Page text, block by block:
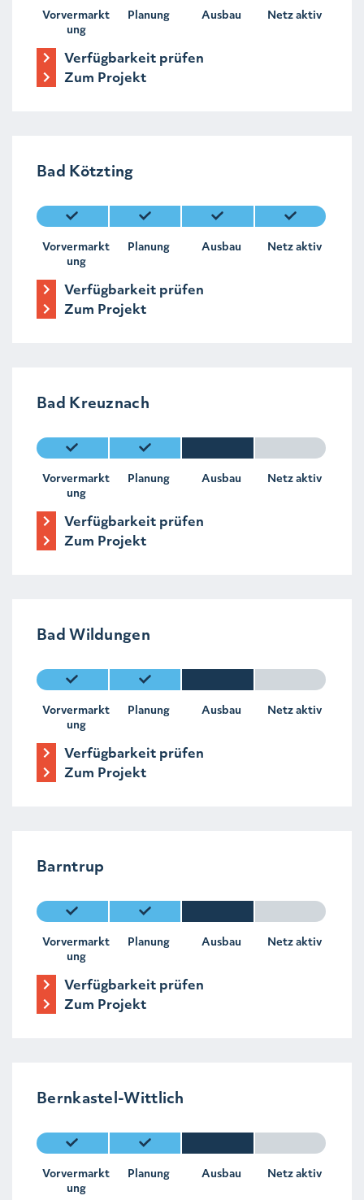
Vorvermarkt
ung
Planung Ausbau Netz aktiv
Verfügbarkeit prüfen
Zum Projekt
Bad Kötzting
Vorvermarkt
ung
Planung Ausbau Netz aktiv
Verfügbarkeit prüfen
Zum Projekt
Bad Kreuznach
Vorvermarkt
ung
Planung Ausbau Netz aktiv
Verfügbarkeit prüfen
Zum Projekt
Bad Wildungen
Vorvermarkt
ung
Planung Ausbau Netz aktiv
Verfügbarkeit prüfen
Zum Projekt
Barntrup
Vorvermarkt
ung
Planung Ausbau Netz aktiv
Verfügbarkeit prüfen
Zum Projekt
Bernkastel-Wittlich
Vorvermarkt
ung
Planung Ausbau Netz aktiv